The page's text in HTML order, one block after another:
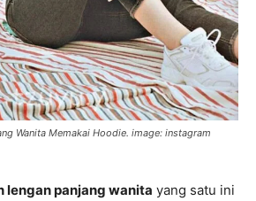
Wanita Memakai Hoodie. image: instagram
lengan panjang wanita yang satu ini